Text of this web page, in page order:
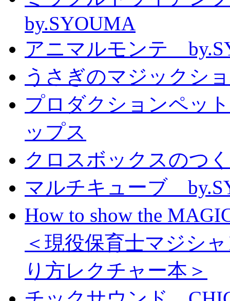
by.SYOUMA
アニマルモンテ
うさぎのマジックシ
プロダクションペッ
ップス
クロスボックスのつ
マルチキューブ
How to show the
＜現役保育士マジシ
り方レクチャー本＞